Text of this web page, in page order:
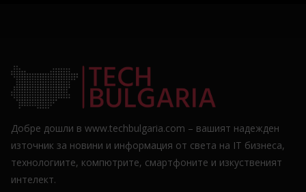
Добре дошли в www.techbulgaria.com – вашият надежден
източник за новини и информация от света на IT бизнеса,
технологиите, компютрите, смартфоните и изкуственият
интелект.